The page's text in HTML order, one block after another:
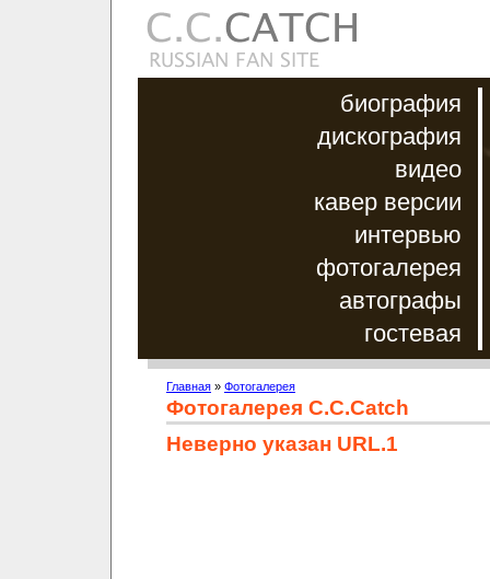
биография
дискография
видео
кавер версии
интервью
фотогалерея
автографы
гостевая
Главная » Фотогалерея
Фотогалерея C.C.Catch
Неверно указан URL.1